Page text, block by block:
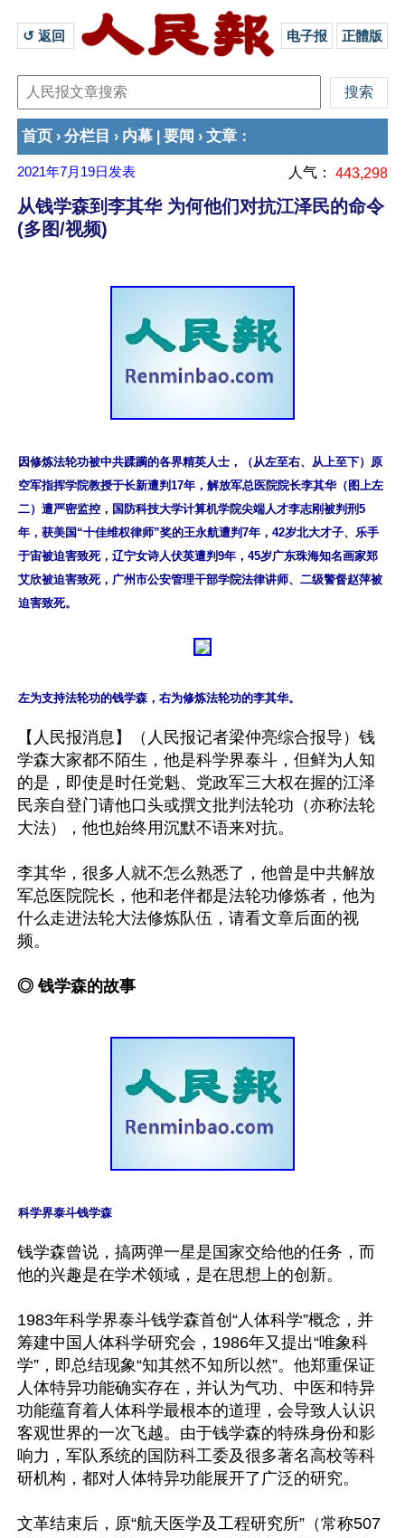
↺ 返回 电子报 正體版
首页 › 分栏目 › 内幕 要闻 › 文章 ：
2021年7月19日 发表 人气： 443,298
从钱学森到李其华 为何他们对抗江泽民的命令
(多图/视频)
因修炼法轮功被中共蹂躏的各界精英人士，（从左至右、从上至下）原
空军指挥学院教授于长新遭判17年，解放军总医院院长李其华（图上左
二）遭严密监控，国防科技大学计算机学院尖端人才李志刚被判刑5
年，获美国“十佳维权律师”奖的王永航遭判7年，42岁北大才子、乐手
于宙被迫害致死，辽宁女诗人伏英遭判9年，45岁广东珠海知名画家郑
艾欣被迫害致死，广州市公安管理干部学院法律讲师、二级警督赵萍被
迫害致死。
左为支持法轮功的钱学森，右为修炼法轮功的李其华。
【人民报消息】（人民报记者梁仲亮综合报导）钱
学森大家都不陌生，他是科学界泰斗，但鲜为人知
的是，即使是时任党魁、党政军三大权在握的江泽
民亲自登门请他口头或撰文批判法轮功（亦称法轮
大法），他也始终用沉默不语来对抗。
李其华，很多人就不怎么熟悉了，他曾是中共解放
军总医院院长，他和老伴都是法轮功修炼者，他为
什么走进法轮大法修炼队伍，请看文章后面的视
频。
◎ 钱学森的故事
科学界泰斗钱学森
钱学森曾说，搞两弹一星是国家交给他的任务，而
他的兴趣是在学术领域，是在思想上的创新。
1983年科学界泰斗钱学森首创“人体科学”概念，并
筹建中国人体科学研究会，1986年又提出“唯象科
学”，即总结现象“知其然不知所以然”。他郑重保证
人体特异功能确实存在，并认为气功、中医和特异
功能蕴育着人体科学最根本的道理，会导致人认识
客观世界的一次飞越。由于钱学森的特殊身份和影
响力，军队系统的国防科工委及很多著名高校等科
研机构，都对人体特异功能展开了广泛的研究。
文革结束后，原“航天医学及工程研究所”（常称507